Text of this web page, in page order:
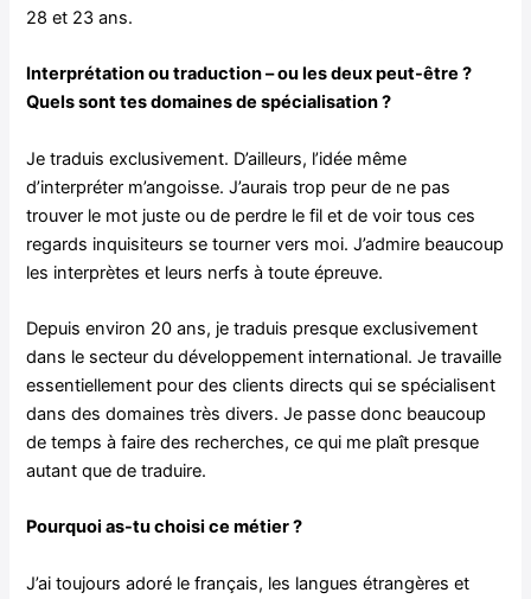
28 et 23 ans.
Interprétation ou traduction – ou les deux peut-être ?
Quels sont tes domaines de spécialisation ?
Je traduis exclusivement. D’ailleurs, l’idée même
d’interpréter m’angoisse. J’aurais trop peur de ne pas
trouver le mot juste ou de perdre le fil et de voir tous ces
regards inquisiteurs se tourner vers moi. J’admire beaucoup
les interprètes et leurs nerfs à toute épreuve.
Depuis environ 20 ans, je traduis presque exclusivement
dans le secteur du développement international. Je travaille
essentiellement pour des clients directs qui se spécialisent
dans des domaines très divers. Je passe donc beaucoup
de temps à faire des recherches, ce qui me plaît presque
autant que de traduire.
Pourquoi as-tu choisi ce métier ?
J’ai toujours adoré le français, les langues étrangères et